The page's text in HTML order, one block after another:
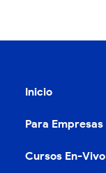
Inicio
Para Empresas
Cursos En-Vivo